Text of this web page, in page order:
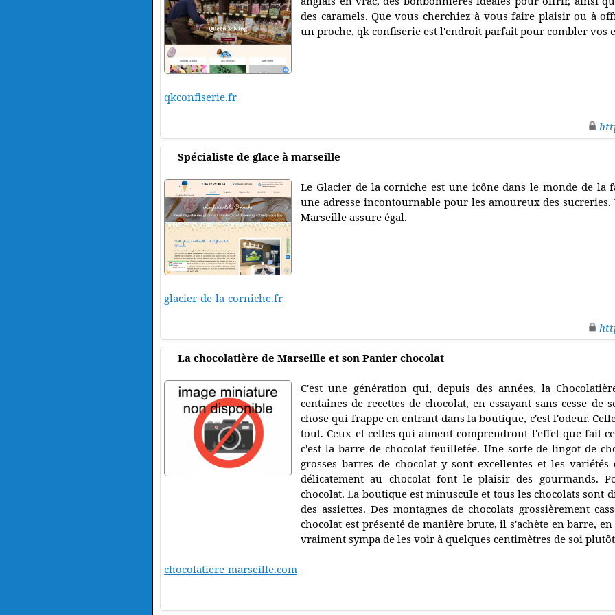
des caramels. Que vous cherchiez à vous faire plaisir ou à
un proche, qk confiserie est l'endroit parfait pour combler vos
qkconfiserie.fr
Spécialiste de glace à marseille
Le Glacier de la corniche est une icône dans le monde de la
une adresse incontournable pour les amoureux des sucreries.
Marseille assure égal.
glacier-de-la-corniche.fr
La chocolatière de Marseille et son Panier chocolat
C'est une génération qui, depuis des années, la
centaines de recettes de chocolat, en essayant sans cesse de
chose qui frappe en entrant dans la boutique, c'est l'odeur.
tout. Ceux et celles qui aiment comprendront l'effet que fait
c'est la barre de chocolat feuilletée. Une sorte de lingot de
grosses barres de chocolat y sont excellentes et les
délicatement au chocolat font le plaisir des gourmands.
chocolat. La boutique est minuscule et tous les chocolats sont
des assiettes. Des montagnes de chocolats grossièrement
chocolat est présenté de manière brute, il s'achète en barre,
vraiment sympa de les voir à quelques centimètres de soi
chocolatiere-marseille.com